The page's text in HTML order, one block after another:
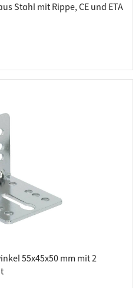
Stahl mit Rippe, CE und ETA
55x45x50 mm mit 2